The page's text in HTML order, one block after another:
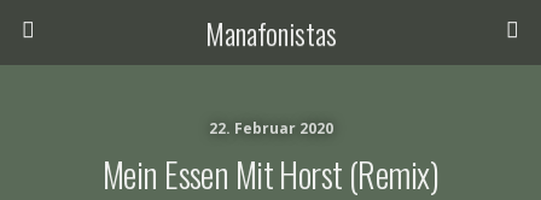
Manafonistas
22. Februar 2020
Mein Essen Mit Horst (remix)